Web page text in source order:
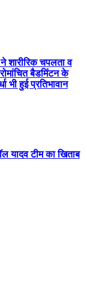
शारीरिक चपलता व
बैडमिंटन के
भी हुई प्रतिभावान
यादव टीम का खिताब